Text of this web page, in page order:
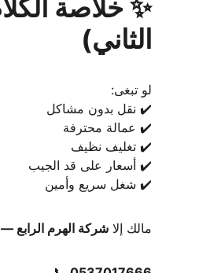
✨ خلاصة
الثاني)
لو تبغى:
✔️ نقل بدون مشاكل
✔️ عمالة محترفة
✔️ تغليف نظيف
✔️ أسعار على قد الجيب
✔️ شغل سريع وأمين
مالك إلا شركة الهرم الرابع